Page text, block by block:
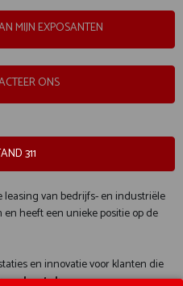
MIJN EXPOSANTEN
ONS
311
leasing van bedrijfs- en industriële
heeft een unieke positie op de
en innovatie voor klanten die
bestelwagensen